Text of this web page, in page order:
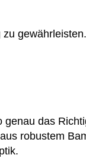
gewährleisten.
genau das
robustem